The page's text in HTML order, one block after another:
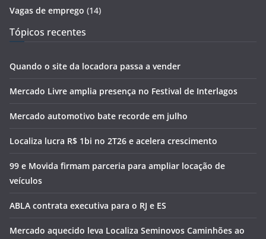
Vagas de emprego (14)
Tópicos recentes
Quando o site da locadora passa a vender
Mercado Livre amplia presença no Festival de Interlagos
Mercado automotivo bate recorde em julho
Localiza lucra R$ 1bi no 2T26 e acelera crescimento
99 e Movida firmam parceria para ampliar locação de
veículos
ABLA contrata executiva para o RJ e ES
Mercado aquecido leva Localiza Seminovos Caminhões ao